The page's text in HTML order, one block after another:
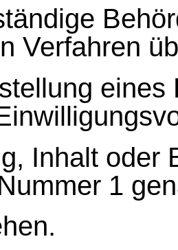
Verfahren
eines
Inhalt oder
1